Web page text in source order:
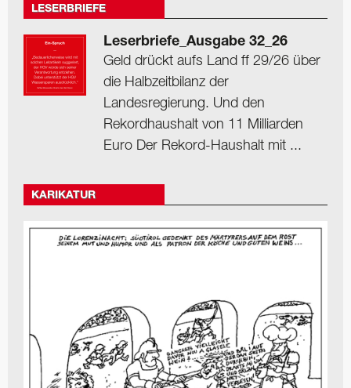
LESERBRIEFE
Leserbriefe_Ausgabe 32_26
Geld drückt aufs Land ff 29/26 über
die Halbzeitbilanz der
Landesregierung. Und den
Rekordhaushalt von 11 Milliarden
Euro Der Rekord-Haushalt mit ...
KARIKATUR